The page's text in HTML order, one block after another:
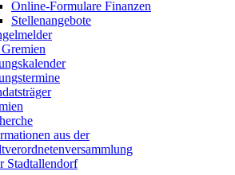
Online-Formulare Finanzen
Stellenangebote
aus der
Stadtallendorf